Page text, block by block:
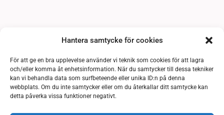
Hantera samtycke för cookies
För att ge en bra upplevelse använder vi teknik som cookies för att lagra
och/eller komma åt enhetsinformation. När du samtycker till dessa tekniker
kan vi behandla data som surfbeteende eller unika ID:n på denna
webbplats. Om du inte samtycker eller om du återkallar ditt samtycke kan
detta påverka vissa funktioner negativt.